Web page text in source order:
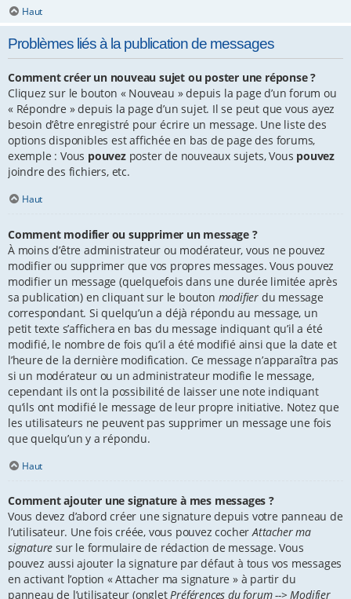
Haut
Problèmes liés à la publication de messages
Comment créer un nouveau sujet ou poster une réponse ?
Cliquez sur le bouton « Nouveau » depuis la page d’un forum ou
« Répondre » depuis la page d’un sujet. Il se peut que vous ayez
besoin d’être enregistré pour écrire un message. Une liste des
options disponibles est affichée en bas de page des forums,
exemple : Vous pouvezposter de nouveaux sujets, Vous pouvez
joindre des fichiers, etc.
Haut
Comment modifier ou supprimer un message ?
À moins d’être administrateur ou modérateur, vous ne pouvez
modifier ou supprimer que vos propres messages. Vous pouvez
modifier un message (quelquefois dans une durée limitée après
sa publication) en cliquant sur le bouton modifier du message
correspondant. Si quelqu’un a déjà répondu au message, un
petit texte s’affichera en bas du message indiquant qu’il a été
modifié, le nombre de fois qu’il a été modifié ainsi que la date et
l’heure de la dernière modification. Ce message n’apparaîtra pas
si un modérateur ou un administrateur modifie le message,
cependant ils ont la possibilité de laisser une note indiquant
qu’ils ont modifié le message de leur propre initiative. Notez que
les utilisateurs ne peuvent pas supprimer un message une fois
que quelqu’un y a répondu.
Haut
Comment ajouter une signature à mes messages ?
Vous devez d’abord créer une signature depuis votre panneau de
l’utilisateur. Une fois créée, vous pouvez cocherAttacher ma
signature sur le formulaire de rédaction de message. Vous
pouvez aussi ajouter la signature par défaut à tous vos messages
en activant l’option « Attacher ma signature » à partir du
panneau de l’utilisateur (ongletPréférences du forum --> Modifier